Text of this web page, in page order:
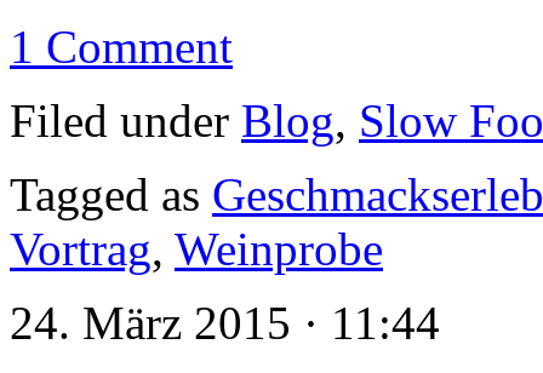
1 Comment
Filed under Blog, Slow
Tagged as
Vortrag, Weinprobe
24. März 2015 · 11:44